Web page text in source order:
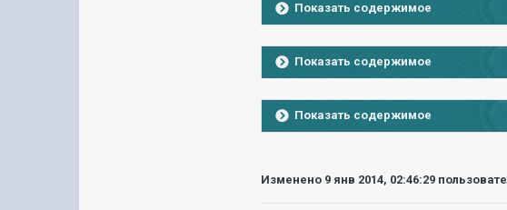
Показать содержимое
Показать содержимое
Показать содержимое
Изменено 9 янв 2014, 02:46:29